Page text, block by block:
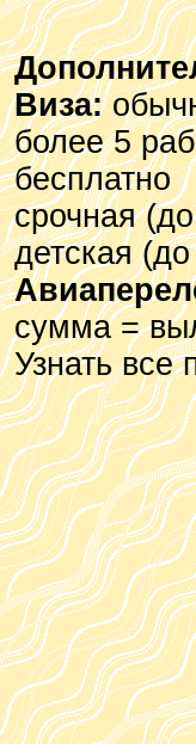
Виза:
более 5
бесплатно
срочная
детская
сумма =
Узнать все